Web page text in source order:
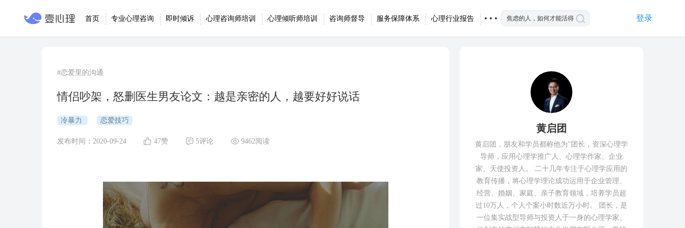
首页 专业心理咨询 即时倾诉 心理咨询师培训 心理倾听师培训 咨询师督导 服务保障体系 心理行业报告 登录
#恋爱里的沟通
情侣吵架，怒删医生男友论文：越是亲密的人，越要好好说话
冷暴力 恋爱技巧
发布时间：2020-09-24 47赞 5评论 9462阅读
黄启团
黄启团，朋友和学员都称他为"团长，资深心理学
导师，应用心理学推广人、心理学作家、企业
家、天使投资人。 二十几年专注于心理学应用的
教育传播，将心理学理论成功运用于企业管理、
经营、婚姻、家庭、亲子教育领域，培养学员超
过10万人，个人个案小时数近万小时。 团长，是
一位集实战型导师与投资人于一身的心理学家。